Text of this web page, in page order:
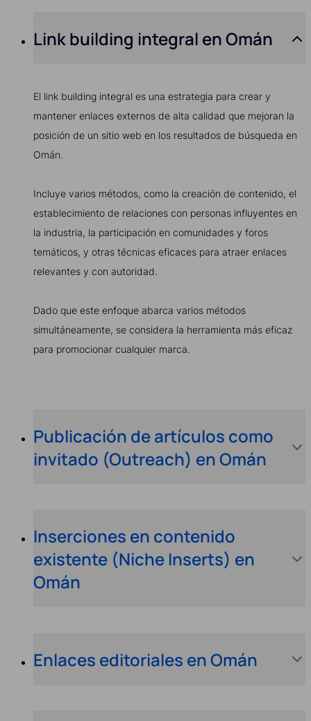
Link building integral en Omán
El link building integral es una estrategia para crear y
mantener enlaces externos de alta calidad que mejoran la
posición de un sitio web en los resultados de búsqueda en
Omán.
Incluye varios métodos, como la creación de contenido, el
establecimiento de relaciones con personas influyentes en
la industria, la participación en comunidades y foros
temáticos, y otras técnicas eficaces para atraer enlaces
relevantes y con autoridad.
Dado que este enfoque abarca varios métodos
simultáneamente, se considera la herramienta más eficaz
para promocionar cualquier marca.
Publicación de artículos como
invitado (Outreach) en Omán
Inserciones en contenido
existente (Niche Inserts) en
Omán
Enlaces editoriales en Omán